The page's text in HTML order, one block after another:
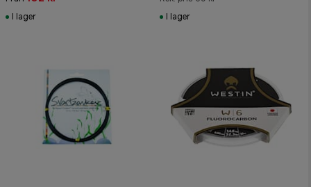
I lager
I lager